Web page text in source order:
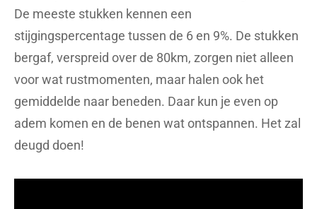
De meeste stukken kennen een
stijgingspercentage tussen de 6 en 9%. De stukken
bergaf, verspreid over de 80km, zorgen niet alleen
voor wat rustmomenten, maar halen ook het
gemiddelde naar beneden. Daar kun je even op
adem komen en de benen wat ontspannen. Het zal
deugd doen!